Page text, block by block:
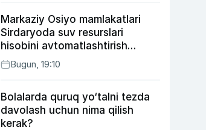
Markaziy Osiyo mamlakatlari
Sirdaryoda suv resurslari
hisobini avtomatlashtirish
rejasini ishlab chiqishni
ma’qulladi
Bugun, 19:10
Bolalarda quruq yo‘talni tezda
davolash uchun nima qilish
kerak?